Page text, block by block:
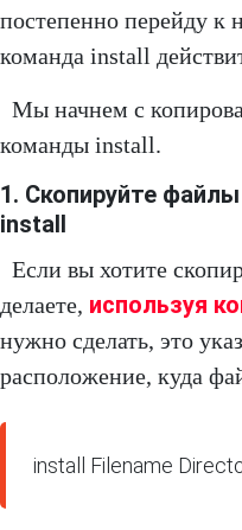
постепенно перейду к
команда install
Мы начнем с
команды install.
1. Скопируйте
install
Если вы хотите
делаете, используя
нужно сделать, это
расположение, куда
install Filename